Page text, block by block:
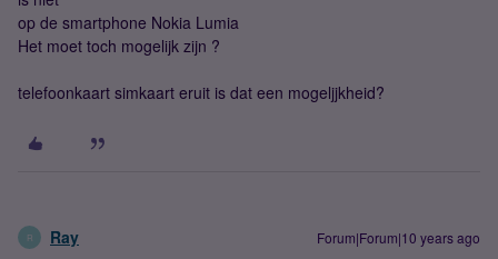
op de smartphone Nokia Lumia
Het moet toch mogelijk zijn ?
telefoonkaart simkaart eruit is dat een mogeljjkheid?
R Ray Forum|Forum|10 years ago